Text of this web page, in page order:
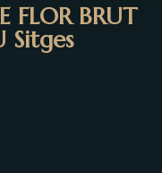
FLOR BRUT
Sitges